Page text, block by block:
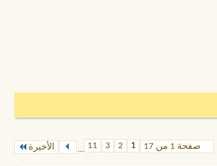
صفحة 1 من 17 1
2
3
11
... الأخيرة